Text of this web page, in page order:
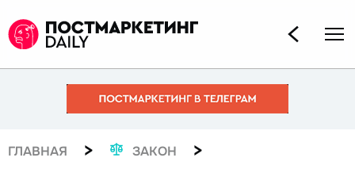
ГЛАВНАЯ > ЗАКОН >